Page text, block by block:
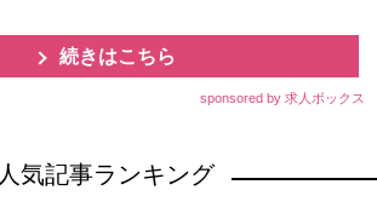
続きはこちら
sponsored by 求人ボックス
人気記事ランキング